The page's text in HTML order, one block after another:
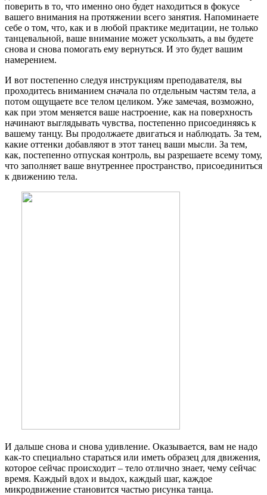
поверить в то, что именно оно будет находиться в фокусе
вашего внимания на протяжении всего занятия. Напоминаете
себе о том, что, как и в любой практике медитации, не только
танцевальной, ваше внимание может ускользать, а вы будете
снова и снова помогать ему вернуться. И это будет вашим
намерением.
И вот постепенно следуя инструкциям преподавателя, вы
проходитесь вниманием сначала по отдельным частям тела, а
потом ощущаете все телом целиком. Уже замечая, возможно,
как при этом меняется ваше настроение, как на поверхность
начинают выглядывать чувства, постепенно присоединяясь к
вашему танцу. Вы продолжаете двигаться и наблюдать. За тем,
какие оттенки добавляют в этот танец ваши мысли. За тем,
как, постепенно отпуская контроль, вы разрешаете всему тому,
что заполняет ваше внутреннее пространство, присоединиться
к движению тела.
И дальше снова и снова удивление. Оказывается, вам не надо
как-то специально стараться или иметь образец для движения,
которое сейчас происходит – тело отлично знает, чему сейчас
время. Каждый вдох и выдох, каждый шаг, каждое
микродвижение становится частью рисунка танца.